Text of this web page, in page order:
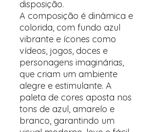
disposição.
A composição é dinâmica e
colorida, com fundo azul
vibrante e ícones como
vídeos, jogos, doces e
personagens imaginárias,
que criam um ambiente
alegre e estimulante. A
paleta de cores aposta nos
tons de azul, amarelo e
branco, garantindo um